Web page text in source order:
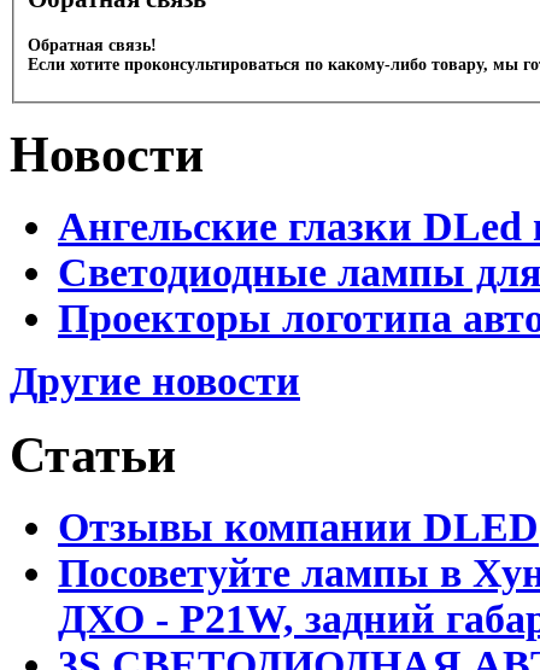
Обратная связь!
Если хотите проконсультироваться по какому-либо товару, мы
Новости
Ангельские глазки DLed
Светодиодные лампы
Проекторы логотипа
Другие новости
Статьи
Отзывы компании DLED
Посоветуйте лампы в
ДХО - P21W, задний